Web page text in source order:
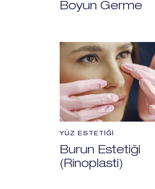
Boyun Germe
Burun Estetiği
(Rinoplasti)
YÜZ ESTETIĞI